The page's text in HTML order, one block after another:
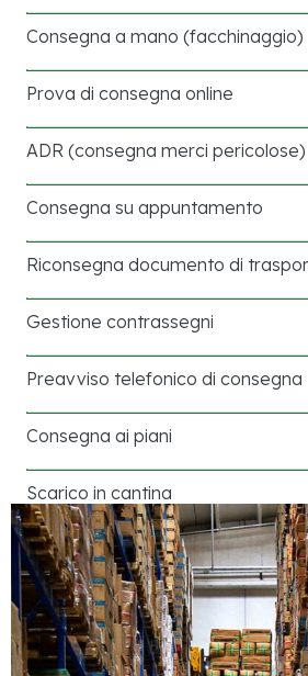
Consegna a mano (facchinaggio)
Prova di consegna online
ADR (consegna merci pericolose)
Consegna su appuntamento
Riconsegna documento di
Gestione contrassegni
Preavviso telefonico di consegna
Consegna ai piani
Scarico in cantina